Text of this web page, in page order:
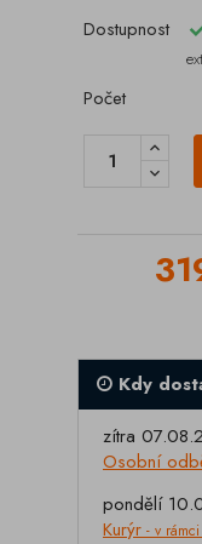
Dostupnost
Počet
Kdy
zítra
Osobní
pondělí
Kurýr - v